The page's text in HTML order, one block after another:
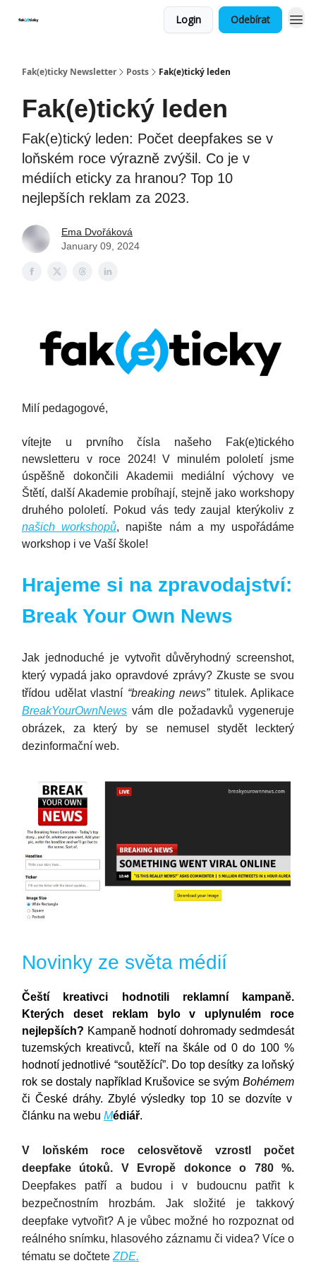
Login Odebírat
Fak(e)ticky Newsletter Posts Fak(e)tický leden
Fak(e)tický leden
Fak(e)tický leden: Počet deepfakes se v
loňském roce výrazně zvýšil. Co je v
médiích eticky za hranou? Top 10
nejlepších reklam za 2023.
Ema Dvořáková
January 09, 2024
Milí pedagogové,
vítejte u prvního čísla našeho Fak(e)tického
newsletteru v roce 2024! V minulém pololetí jsme
úspěšně dokončili Akademii mediální výchovy ve
Štětí, další Akademie probíhají, stejně jako workshopy
druhého pololetí. Pokud vás tedy zaujal kterýkoliv z
našich workshopů, napište nám a my uspořádáme
workshop i ve Vaší škole!
Hrajeme si na zpravodajství:
Break Your Own News
Jak jednoduché je vytvořit důvěryhodný screenshot,
který vypadá jako opravdové zprávy? Zkuste se svou
třídou udělat vlastní “breaking news”titulek. Aplikace
BreakYourOwnNews vám dle požadavků vygeneruje
obrázek, za který by se nemusel stydět leckterý
dezinformační web.
Novinky ze světa médií
Čeští kreativci hodnotili reklamní kampaně.
Kterých deset reklam bylo v uplynulém roce
nejlepších? Kampaně hodnotí dohromady sedmdesát
tuzemských kreativců, kteří na škále od 0 do 100 %
hodnotí jednotlivé “soutěžící”. Do top desítky za loňský
rok se dostaly například Krušovice se svýmBohémem
či České dráhy. Zbylé výsledky top 10 se dozvíte v
článku na webu Médiář.
V loňském roce celosvětově vzrostl počet
deepfake útoků. V Evropě dokonce o 780 %.
Deepfakes patří a budou i v budoucnu patřit k
bezpečnostním hrozbám. Jak složité je takkový
deepfake vytvořit? A je vůbec možné ho rozpoznat od
reálného snímku, hlasového záznamu či videa? Více o
tématu se dočtete ZDE.